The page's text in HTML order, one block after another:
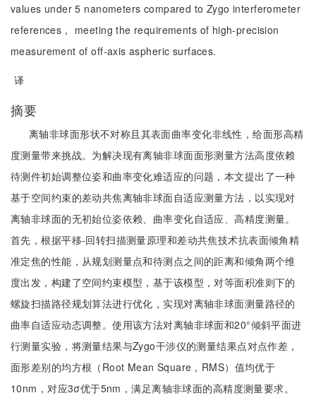
values under 5 nanometers compared to Zygo interferometer
references， meeting the requirements of high-precision
measurement of off-axis aspheric surfaces.
译
摘要
离轴非球面形状不对称且其表面曲率变化非线性，给面形高精
度测量带来挑战。为解决现有离轴非球面面形测量方法高度依赖
待测件初始调整位姿和曲率变化难适应的问题，本文提出了一种
基于空间约束的差动共焦离轴非球面自适应测量方法，以实现对
离轴非球面的无初始位姿依赖、曲率变化自适应、高精度测量。
首先，根据平移-回转扫描测量原理和差动共焦技术抗表面倾角精
准定焦的性能，从规划测量点和待测点之间的距离和倾角两个维
度出发，构建了空间约束模型，基于该模型，对等面积准则下的
螺旋扫描路径规划算法进行优化，实现对离轴非球面测量路径的
曲率自适应动态调整。使用该方法对离轴非球面和20°倾斜平面进
行测量实验，将测量结果与Zygo干涉仪的测量结果点对点作差，
面形差别的均方根（Root Mean Square，RMS）值均优于
10nm，对应3σ优于5nm，满足离轴非球面的高精度测量要求。